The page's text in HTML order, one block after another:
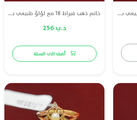
خاتم ذهب قيراط 21 مع لؤلؤ طبيعي بحريني خاتم ذهب قيراط 18 مع لؤلؤ طبيعي بحريني وا الماس
د.ب 256
أضف الى السلة